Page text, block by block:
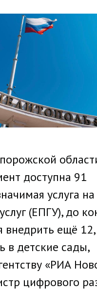
доступна 91
услуга
(ЕПГУ), до
внедрить ещё
в детские сады,
«РИА
цифрового